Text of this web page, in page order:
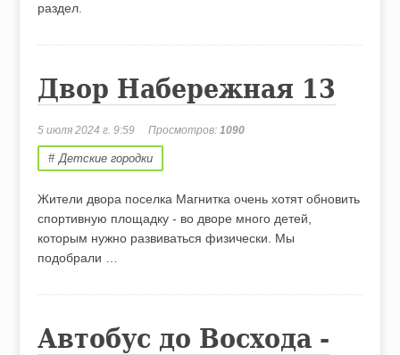
раздел.
Двор Набережная 13
5 июля 2024 г. 9:59 Просмотров:1090
Детские городки
Жители двора поселка Магнитка очень хотят обновить
спортивную площадку - во дворе много детей,
которым нужно развиваться физически. Мы
подобрали …
Автобус до Восхода -